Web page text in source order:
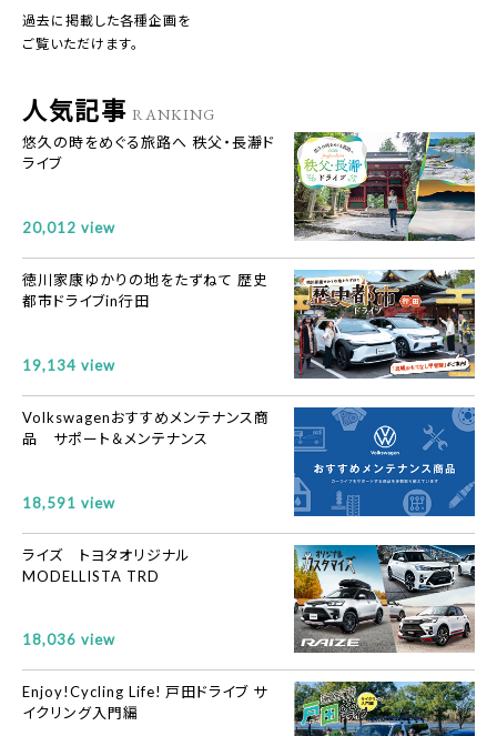
過去に掲載した各種企画を
ご覧いただけます。
人気記事 RANKING
悠久の時をめぐる旅路へ 秩父・長瀞ド
ライブ
20,012 view
徳川家康ゆかりの地をたずねて 歴史
都市ドライブin行田
19,134 view
Volkswagenおすすめメンテナンス商
品 サポート＆メンテナンス
18,591 view
ライズ トヨタオリジナル
MODELLISTA TRD
18,036 view
Enjoy!Cycling Life! 戸田ドライブ サ
イクリング入門編